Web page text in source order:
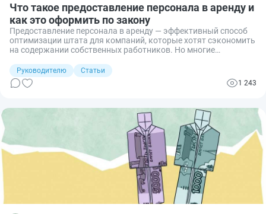
Что такое предоставление персонала в аренду и
как это оформить по закону
Предоставление персонала в аренду — эффективный способ
оптимизации штата для компаний, которые хотят сэкономить
на содержании собственных работников. Но многие
строго регулируется законом и имеет множество ограничений.
Разберемся, кто вправе осуществлять такую деятельность,
как правильно оформить предоставление персонала по
Руководителю
Статьи
1 243